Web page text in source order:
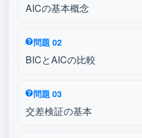
AICの基本概念
問題 02
BICとAICの比較
問題 03
交差検証の基本